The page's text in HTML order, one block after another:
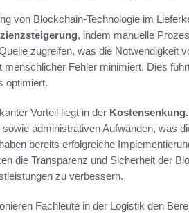
von Blockchain-Technologie im
, indem manuelle
zugreifen, was die Notwendigkeit
menschlicher Fehler minimiert. Dies
optimiert.
Vorteil liegt in der Kostensenkung.
administrativen Aufwänden, was
bereits erfolgreiche
die Transparenz und Sicherheit der
zu verbessern.
Fachleute in der Logistik den